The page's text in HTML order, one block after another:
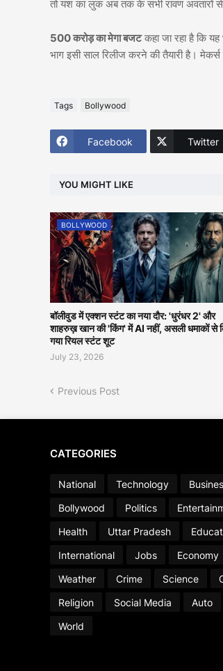
तो यश का लुक अब तक के सभी रावण अवतारों
500 करोड़ का मेगा बजटकहा जा रहा है कि
भाग इसी साल रिलीज करने की तैयारी है।
Tags Bollywood
Facebook Twitter
YOU MIGHT LIKE
BOLLYWOOD
बॉलीवुड में एक्शन स्टंट का नया दौर: 'धुरंधर 2' और
शाहरुख़ खान की 'किंग' में AI नहीं, असली धमाकों से
गया रियल स्टंट शूट
July 23, 2026
Previous Post
CATEGORIES
National Technology
Bollywood
Politics
Health
Uttar Pradesh
International
Jobs Economy
Weather
Crime Science
Religion
Social Media Auto
World